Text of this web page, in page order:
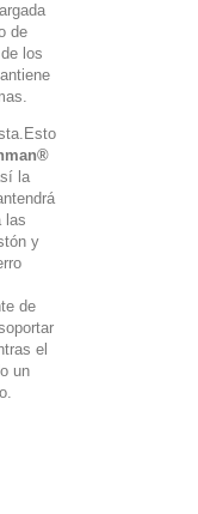
de
los
la
las
y
de
el
un